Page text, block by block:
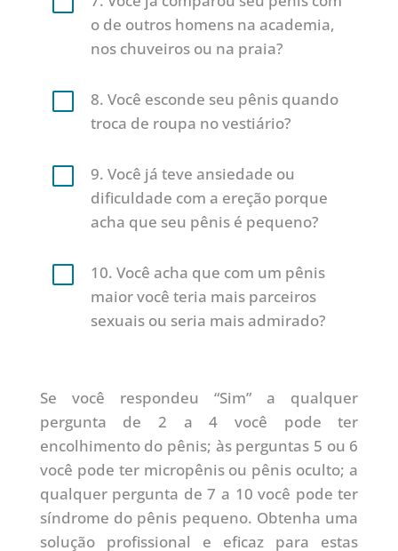
o de outros homens na academia,
nos chuveiros ou na praia?
V
8. Você esconde seu pênis quando
troca de roupa no vestiário?
V
9. Você já teve ansiedade ou
dificuldade com a ereção porque
acha que seu pênis é pequeno?
V
10. Você acha que com um pênis
maior você teria mais parceiros
sexuais ou seria mais admirado?
Se você respondeu “Sim” a qualquer
pergunta de 2 a 4 você pode ter
encolhimento do pênis; às perguntas 5 ou 6
você pode ter micropênis ou pênis oculto; a
qualquer pergunta de 7 a 10 você pode ter
síndrome do pênis pequeno. Obtenha uma
solução profissional e eficaz para estas